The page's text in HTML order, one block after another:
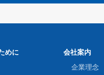
めに
会社案内
企業理念